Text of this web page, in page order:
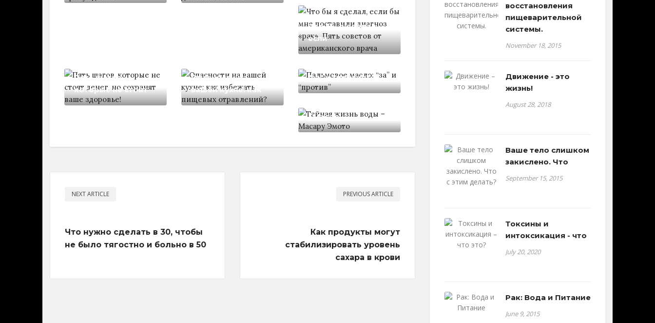
Что бы я сделал,
если
Пять шагов,
которые не стоят
Опасности на
вашей кухне: как
"за" и "против"
- Масару
NEXT ARTICLE
Что нужно сделать в 30, чтобы
не было тягостно и больно в 50
PREVIOUS ARTICLE
Как продукты могут
стабилизировать уровень
сахара в крови
восстановления
пищеварительной
системы.
November 18, 2015
Движение - это
жизнь!
August 28, 2018
Ваше тело слишком
закислено. Что
September 15, 2015
Токсины и
интоксикация - что
July 20, 2020
Рак: Вода и Питание
June 9, 2015